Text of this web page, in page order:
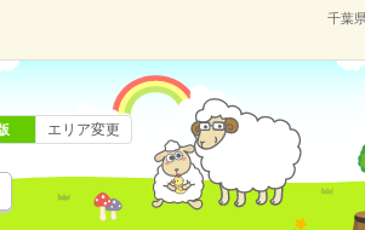
千葉
エリア変更